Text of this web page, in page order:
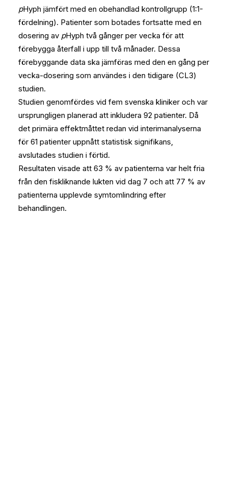
pHyph jämfört med en obehandlad kontrollgrupp (1:1-
fördelning). Patienter som botades fortsatte med en
dosering av pHyph två gånger per vecka för att
förebygga återfall i upp till två månader. Dessa
förebyggande data ska jämföras med den en gång per
vecka-dosering som användes i den tidigare (CL3)
studien.
Studien genomfördes vid fem svenska kliniker och var
ursprungligen planerad att inkludera 92 patienter. Då
det primära effektmåttet redan vid interimanalyserna
för 61 patienter uppnått statistisk signifikans,
avslutades studien i förtid.
Resultaten visade att 63 % av patienterna var helt fria
från den fiskliknande lukten vid dag 7 och att 77 % av
patienterna upplevde symtomlindring efter
behandlingen.